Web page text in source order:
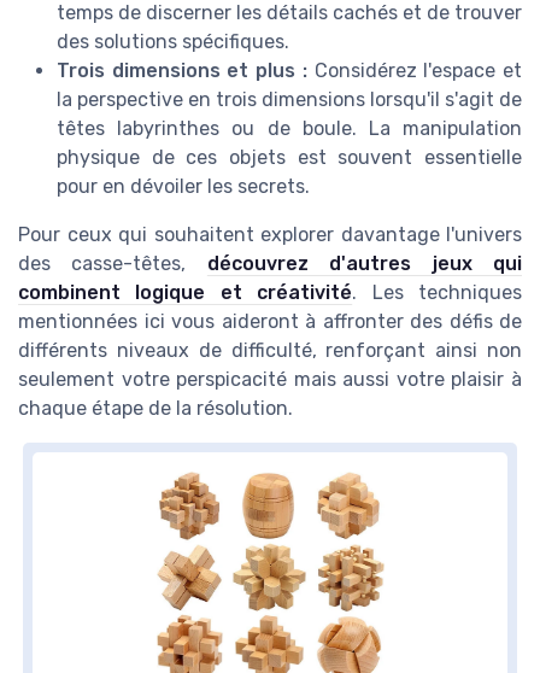
temps de discerner les détails cachés et de trouver
des solutions spécifiques.
Trois dimensions et plus : Considérez l'espace et
la perspective en trois dimensions lorsqu'il s'agit de
têtes labyrinthes ou de boule. La manipulation
physique de ces objets est souvent essentielle
pour en dévoiler les secrets.
Pour ceux qui souhaitent explorer davantage l'univers
des casse-têtes, découvrez d'autres jeux qui
combinent logique et créativité. Les techniques
mentionnées ici vous aideront à affronter des défis de
différents niveaux de difficulté, renforçant ainsi non
seulement votre perspicacité mais aussi votre plaisir à
chaque étape de la résolution.